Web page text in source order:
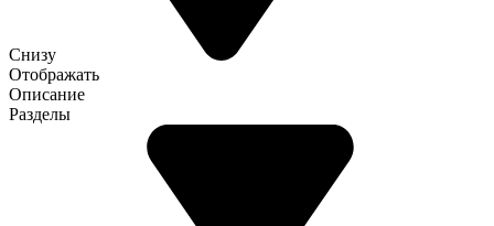
Снизу
Отображать
Описание
Разделы